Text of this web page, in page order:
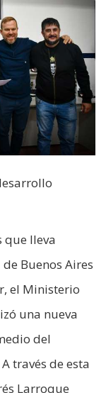
que lleva
Buenos Aires
el Ministerio
una nueva
del
través de esta
Larroque